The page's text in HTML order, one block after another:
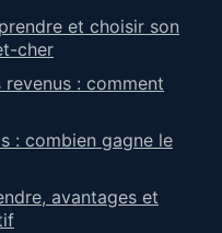
et choisir son
cher
: comment
: combien gagne le
avantages et